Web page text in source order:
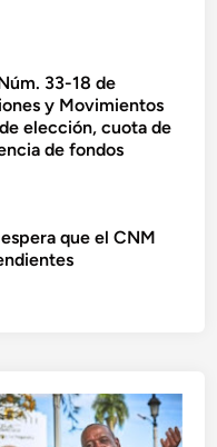
33-18 de
y Movimientos
elección, cuota de
de fondos
que el CNM